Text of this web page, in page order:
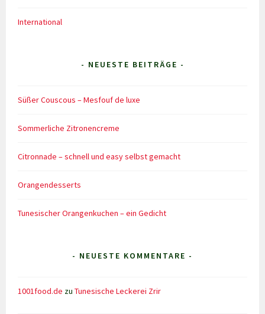
International
- NEUESTE BEITRÄGE -
Süßer Couscous – Mesfouf de luxe
Sommerliche Zitronencreme
Citronnade – schnell und easy selbst gemacht
Orangendesserts
Tunesischer Orangenkuchen – ein Gedicht
- NEUESTE KOMMENTARE -
1001food.de zuTunesische Leckerei Zrir